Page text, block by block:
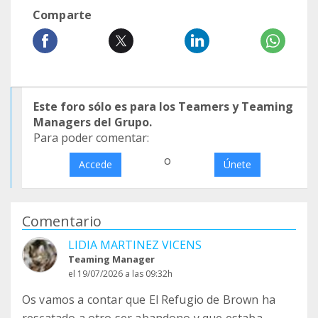
Comparte
Este foro sólo es para los Teamers y Teaming
Managers del Grupo.
Para poder comentar:
Accede o Únete
Comentario
LIDIA MARTINEZ VICENS
Teaming Manager
el 19/07/2026 a las 09:32h
Os vamos a contar que El Refugio de Brown ha